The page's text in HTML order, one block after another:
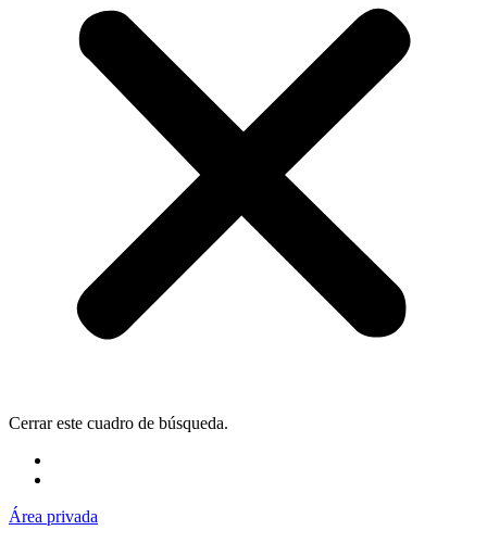
Cerrar este cuadro de búsqueda.
Área privada